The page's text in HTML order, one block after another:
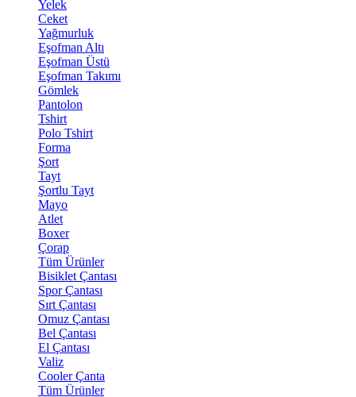
Yelek
Ceket
Yağmurluk
Eşofman Altı
Eşofman Üstü
Eşofman Takımı
Gömlek
Pantolon
Tshirt
Polo Tshirt
Forma
Şort
Tayt
Şortlu Tayt
Mayo
Atlet
Boxer
Çorap
Tüm Ürünler
Bisiklet Çantası
Spor Çantası
Sırt Çantası
Omuz Çantası
Bel Çantası
El Çantası
Valiz
Cooler Çanta
Tüm Ürünler